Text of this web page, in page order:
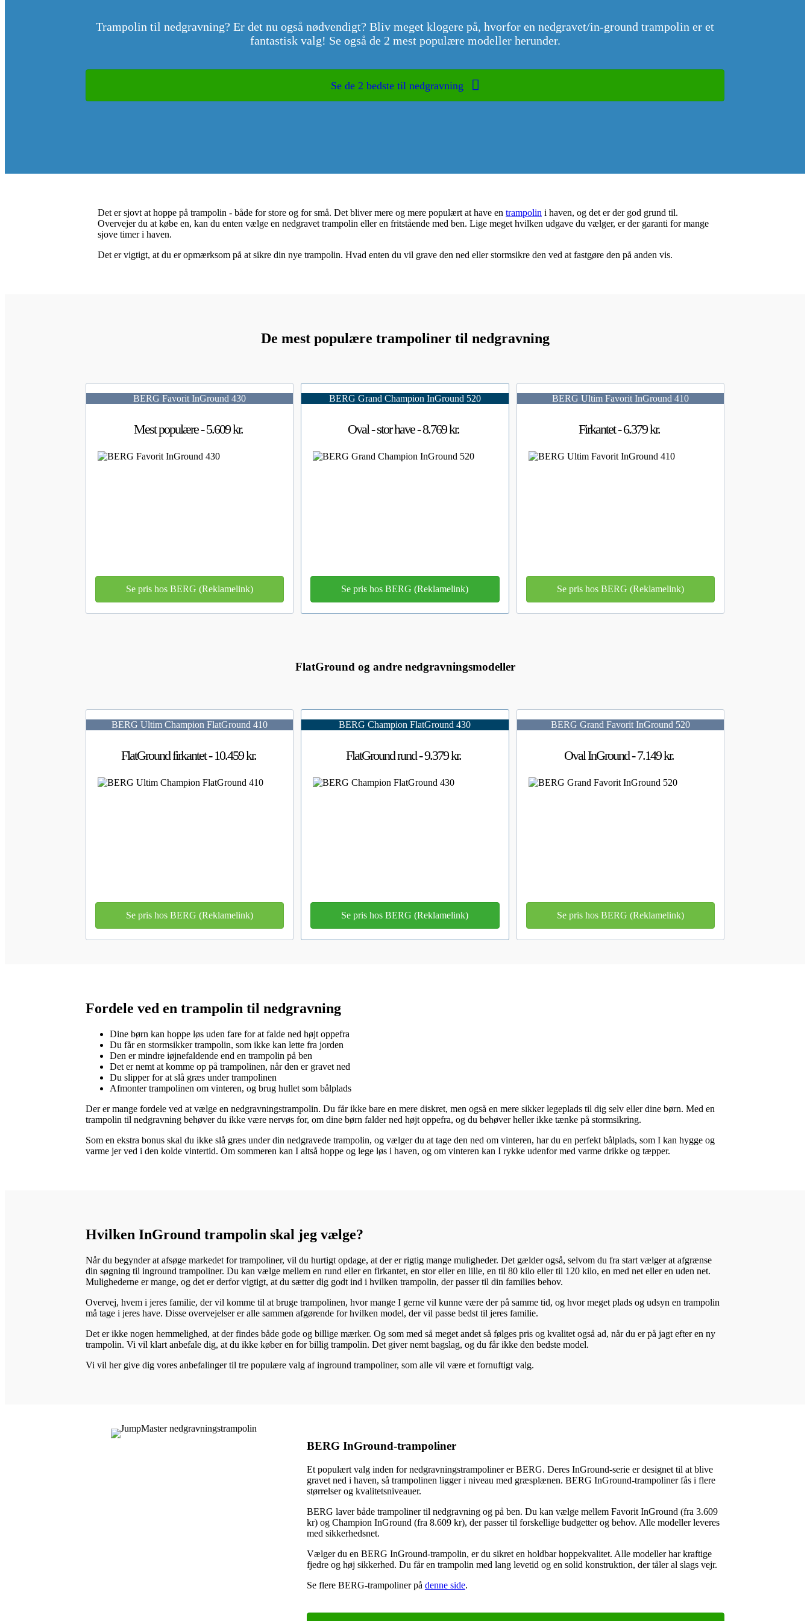
Trampolin til nedgravning? Er det nu også nødvendigt? Bliv meget klogere på, hvorfor en nedgravet/in-ground trampolin er et
fantastisk valg! Se også de 2 mest populære modeller herunder.
Se de 2 bedste til nedgravning
Det er sjovt at hoppe på trampolin - både for store og for små. Det bliver mere og mere populært at have en trampolin i haven, og det er der god grund til.
Overvejer du at købe en, kan du enten vælge en nedgravet trampolin eller en fritstående med ben. Lige meget hvilken udgave du vælger, er der garanti for mange
sjove timer i haven.
Det er vigtigt, at du er opmærksom på at sikre din nye trampolin. Hvad enten du vil grave den ned eller stormsikre den ved at fastgøre den på anden vis.
De mest populære trampoliner til nedgravning
BERG Favorit InGround 430
Mest populære - 5.609 kr.
Se pris hos BERG (Reklamelink)
BERG Grand Champion InGround 520
Oval - stor have - 8.769 kr.
Se pris hos BERG (Reklamelink)
BERG Ultim Favorit InGround 410
Firkantet - 6.379 kr.
Se pris hos BERG (Reklamelink)
FlatGround og andre nedgravningsmodeller
BERG Ultim Champion FlatGround 410
FlatGround firkantet - 10.459 kr.
Se pris hos BERG (Reklamelink)
BERG Champion FlatGround 430
FlatGround rund - 9.379 kr.
Se pris hos BERG (Reklamelink)
BERG Grand Favorit InGround 520
Oval InGround - 7.149 kr.
Se pris hos BERG (Reklamelink)
Fordele ved en trampolin til nedgravning
Dine børn kan hoppe løs uden fare for at falde ned højt oppefra
Du får en stormsikker trampolin, som ikke kan lette fra jorden
Den er mindre iøjnefaldende end en trampolin på ben
Det er nemt at komme op på trampolinen, når den er gravet ned
Du slipper for at slå græs under trampolinen
Afmonter trampolinen om vinteren, og brug hullet som bålplads
Der er mange fordele ved at vælge en nedgravningstrampolin. Du får ikke bare en mere diskret, men også en mere sikker legeplads til dig selv eller dine børn. Med en
trampolin til nedgravning behøver du ikke være nervøs for, om dine børn falder ned højt oppefra, og du behøver heller ikke tænke på stormsikring.
Som en ekstra bonus skal du ikke slå græs under din nedgravede trampolin, og vælger du at tage den ned om vinteren, har du en perfekt bålplads, som I kan hygge og
varme jer ved i den kolde vintertid. Om sommeren kan I altså hoppe og lege løs i haven, og om vinteren kan I rykke udenfor med varme drikke og tæpper.
Hvilken InGround trampolin skal jeg vælge?
Når du begynder at afsøge markedet for trampoliner, vil du hurtigt opdage, at der er rigtig mange muligheder. Det gælder også, selvom du fra start vælger at afgrænse
din søgning til inground trampoliner. Du kan vælge mellem en rund eller en firkantet, en stor eller en lille, en til 80 kilo eller til 120 kilo, en med net eller en uden net.
Mulighederne er mange, og det er derfor vigtigt, at du sætter dig godt ind i hvilken trampolin, der passer til din families behov.
Overvej, hvem i jeres familie, der vil komme til at bruge trampolinen, hvor mange I gerne vil kunne være der på samme tid, og hvor meget plads og udsyn en trampolin
må tage i jeres have. Disse overvejelser er alle sammen afgørende for hvilken model, der vil passe bedst til jeres familie.
Det er ikke nogen hemmelighed, at der findes både gode og billige mærker. Og som med så meget andet så følges pris og kvalitet også ad, når du er på jagt efter en ny
trampolin. Vi vil klart anbefale dig, at du ikke køber en for billig trampolin. Det giver nemt bagslag, og du får ikke den bedste model.
Vi vil her give dig vores anbefalinger til tre populære valg af inground trampoliner, som alle vil være et fornuftigt valg.
BERG InGround-trampoliner
Et populært valg inden for nedgravningstrampoliner er BERG. Deres InGround-serie er designet til at blive
gravet ned i haven, så trampolinen ligger i niveau med græsplænen. BERG InGround-trampoliner fås i flere
størrelser og kvalitetsniveauer.
BERG laver både trampoliner til nedgravning og på ben. Du kan vælge mellem Favorit InGround (fra 3.609
kr) og Champion InGround (fra 8.609 kr), der passer til forskellige budgetter og behov. Alle modeller leveres
med sikkerhedsnet.
Vælger du en BERG InGround-trampolin, er du sikret en holdbar hoppekvalitet. Alle modeller har kraftige
fjedre og høj sikkerhed. Du får en trampolin med lang levetid og en solid konstruktion, der tåler al slags vejr.
Se flere BERG-trampoliner på denne side.